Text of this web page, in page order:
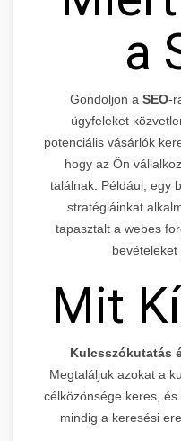
a
Gondoljon a SEO-
ügyfeleket
potenciális vásárlók
hogy az Ön
találnak. Például, egy
stratégiáinkat
tapasztalt a webes
Mit
Kulcsszókutatás
Megtaláljuk azokat a
célközönsége keres,
mindig a keresési